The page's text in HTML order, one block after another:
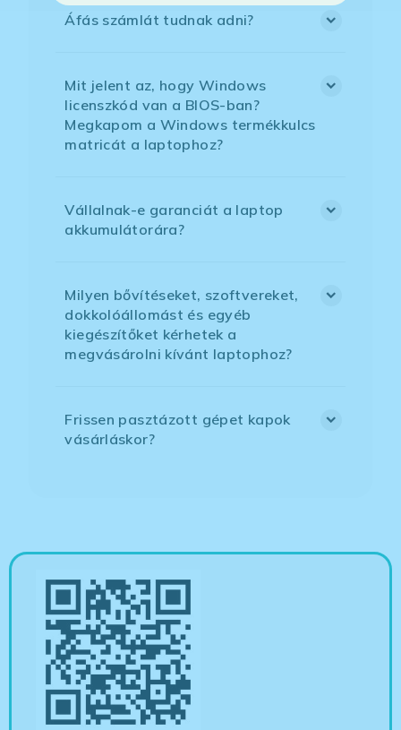
Áfás számlát tudnak adni?
Mit jelent az, hogy Windows
licenszkód van a BIOS-ban?
Megkapom a Windows termékkulcs
matricát a laptophoz?
Vállalnak-e garanciát a laptop
akkumulátorára?
Milyen bővítéseket, szoftvereket,
dokkolóállomást és egyéb
kiegészítőket kérhetek a
megvásárolni kívánt laptophoz?
Frissen pasztázott gépet kapok
vásárláskor?